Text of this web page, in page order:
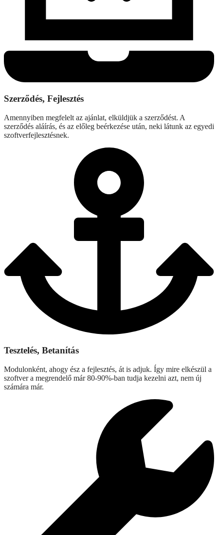
Szerződés, Fejlesztés
Amennyiben megfelelt az ajánlat, elküldjük a szerződést. A
szerződés aláírás, és az előleg beérkezése után, neki látunk az egyedi
szoftverfejlesztésnek.
Tesztelés, Betanítás
Modulonként, ahogy ész a fejlesztés, át is adjuk. Így mire elkészül a
szoftver a megrendelő már 80-90%-ban tudja kezelni azt, nem új
számára már.